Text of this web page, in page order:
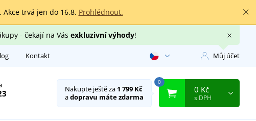
Akce trvá jen do 16.8. Prohlédnout.
- čekají na Vás exkluzivní výhody!
Kontakt Můj účet
Nakupte ještě za 1 799 Kč
adopravu máte zdarma
0
0 Kč
s DPH